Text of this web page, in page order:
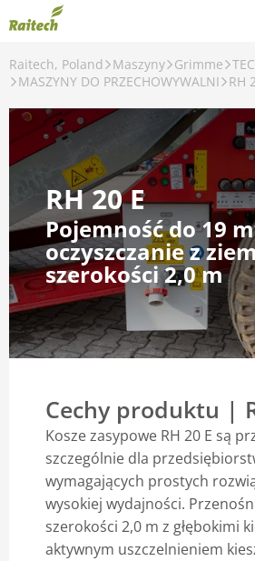
Raitech, Poland Maszyny Grimme
MASZYNY DO PRZECHOWYWALNI
RH
RH 20 E
Pojemność do 19
oczyszczanie z
szerokości 2,0 m
Cechy produktu |
Kosze zasypowe RH 20 E są
szczególnie dla
wymagających prostych
wysokiej wydajności.
szerokości 2,0 m z głębokimi
aktywnym uszczelnieniem
Maszyny
Maszyny używane
Części zamienne
Serwis
Rolnictwo precyzyjne
Finansowanie
Kariera
O nas
Blog